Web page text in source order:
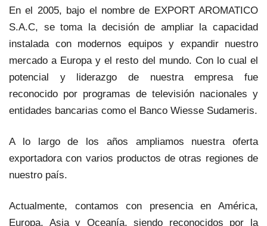
En el 2005, bajo el nombre de EXPORT AROMATICO
S.A.C, se toma la decisión de ampliar la capacidad
instalada con modernos equipos y expandir nuestro
mercado a Europa y el resto del mundo. Con lo cual el
potencial y liderazgo de nuestra empresa fue
reconocido por programas de televisión nacionales y
entidades bancarias como el Banco Wiesse Sudameris.
A lo largo de los años ampliamos nuestra oferta
exportadora con varios productos de otras regiones de
nuestro país.
Actualmente, contamos con presencia en América,
Europa, Asia y Oceanía, siendo reconocidos por la